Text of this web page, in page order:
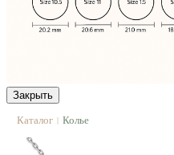
Закрыть
Каталог | Колье